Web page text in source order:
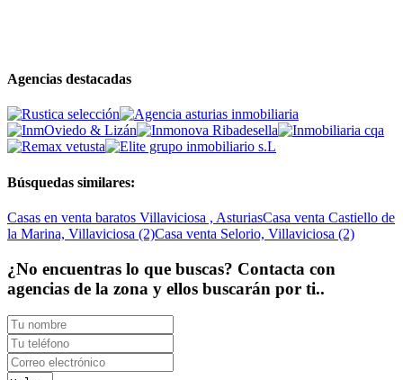
Agencias destacadas
Búsquedas similares:
Casas en venta baratos Villaviciosa , AsturiasCasa venta Castiello de
la Marina, Villaviciosa (2)Casa venta Selorio, Villaviciosa (2)
¿No encuentras lo que buscas? Contacta con
agencias de la zona y ellos buscarán por ti..